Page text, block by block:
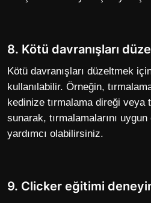
8. Kötü davranışları
Kötü davranışları düzeltmek
kullanılabilir. Örneğin,
kedinize tırmalama direği veya
sunarak, tırmalamalarını
yardımcı olabilirsiniz.
9. Clicker eğitimi